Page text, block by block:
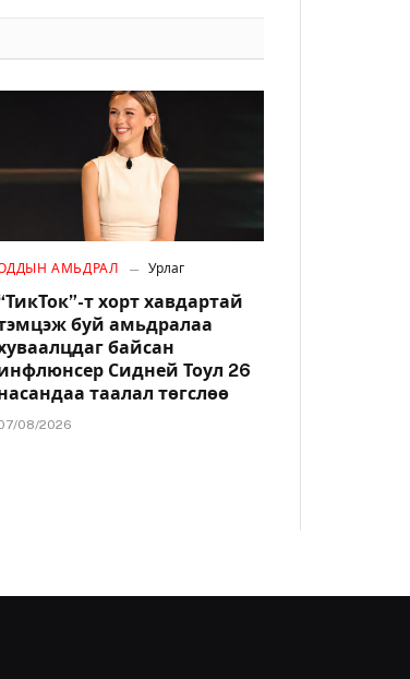
АМЬДРАЛ Урлаг
т хорт хавдартай
буй амьдралаа
байсан
Сидней Тоул 26
таалал төгслөө
08/2026